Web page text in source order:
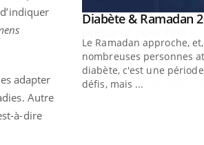
adapter
Autre
à-dire
: se
nouveau
Nos mains
Youtube
Diabète & Ramadan
Le Ramadan approche,
nombreuses personnes
diabète, c'est une
défis, mais ...